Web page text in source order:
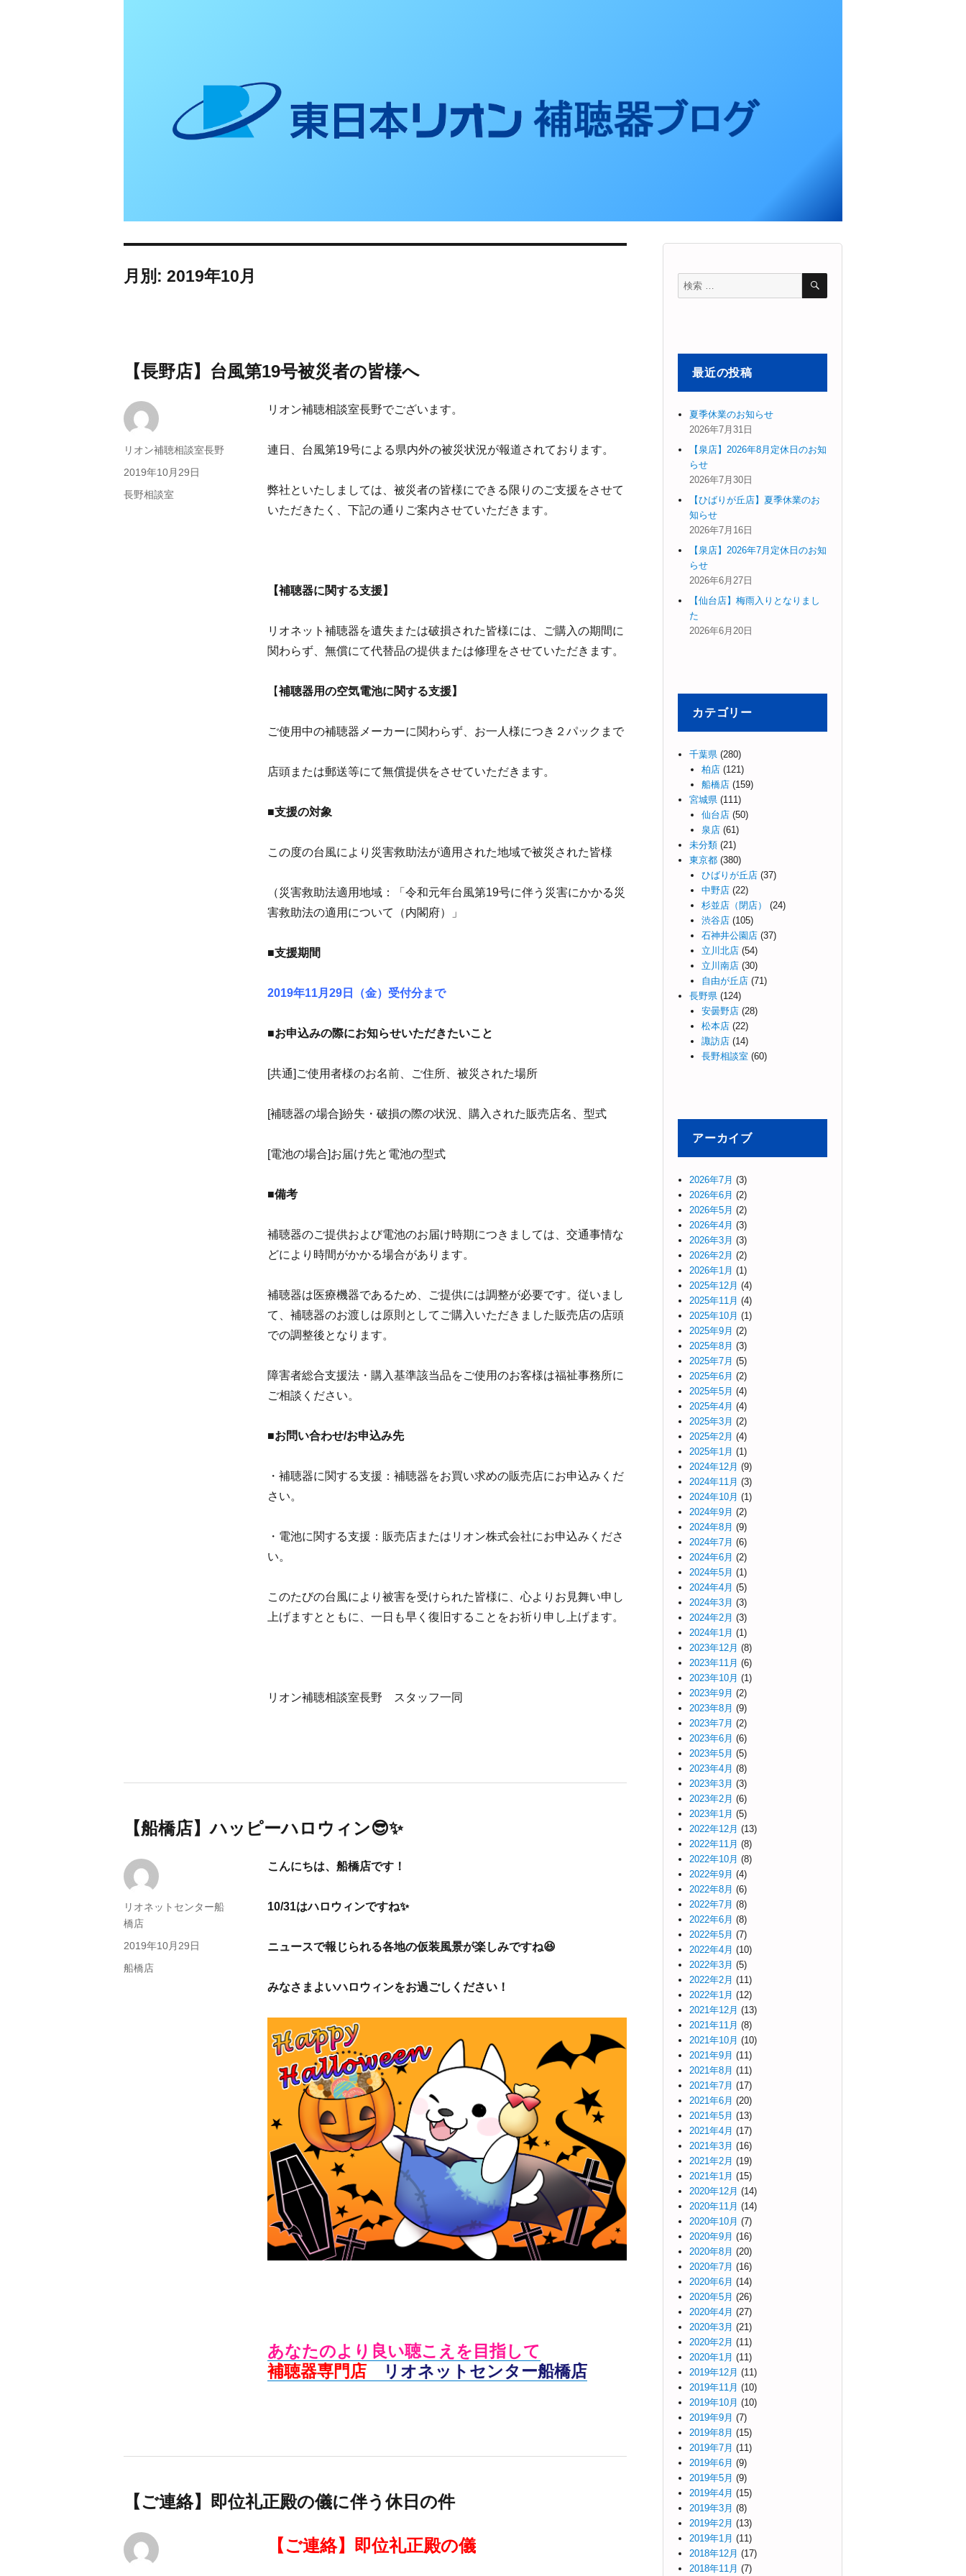
月別: 2019年10月
【長野店】台風第19号被災者の皆様へ
リオン補聴相談室長野でございます。
連日、台風第19号による県内外の被災状況が報道されております。
弊社といたしましては、被災者の皆様にできる限りのご支援をさせて
いただきたく、下記の通りご案内させていただきます。
【補聴器に関する支援】
リオネット補聴器を遺失または破損された皆様には、ご購入の期間に
関わらず、無償にて代替品の提供または修理をさせていただきます。
【補聴器用の空気電池に関する支援】
ご使用中の補聴器メーカーに関わらず、お一人様につき２パックまで
店頭または郵送等にて無償提供をさせていただきます。
■支援の対象
この度の台風により災害救助法が適用された地域で被災された皆様
（災害救助法適用地域：「令和元年台風第19号に伴う災害にかかる災
害救助法の適用について（内閣府）」
■支援期間
2019年11月29日（金）受付分まで
■お申込みの際にお知らせいただきたいこと
[共通]ご使用者様のお名前、ご住所、被災された場所
[補聴器の場合]紛失・破損の際の状況、購入された販売店名、型式
[電池の場合]お届け先と電池の型式
■備考
補聴器のご提供および電池のお届け時期につきましては、交通事情な
どにより時間がかかる場合があります。
補聴器は医療機器であるため、ご提供には調整が必要です。従いまし
て、補聴器のお渡しは原則としてご購入いただきました販売店の店頭
での調整後となります。
障害者総合支援法・購入基準該当品をご使用のお客様は福祉事務所に
ご相談ください。
■お問い合わせ/お申込み先
・補聴器に関する支援：補聴器をお買い求めの販売店にお申込みくだ
さい。
・電池に関する支援：販売店またはリオン株式会社にお申込みくださ
い。
このたびの台風により被害を受けられた皆様に、心よりお見舞い申し
上げますとともに、一日も早く復旧することをお祈り申し上げます。
リオン補聴相談室長野 スタッフ一同
投
稿
リオン補聴相談室長野
投
稿
2019年10月29日
カ
長野相談室
【船橋店】ハッピーハロウィン😎✨
こんにちは、船橋店です！
10/31はハロウィンですね✨
ニュースで報じられる各地の仮装風景が楽しみですね😆
みなさまよいハロウィンをお過ごしください！
あなたのより良い聴こえを目指して
補聴器専門店
リオネットセンター船橋店
投
稿
者
リオネットセンター船
橋店
投
稿
2019年10月29日
カ
船橋店
【ご連絡】即位礼正殿の儀に伴う休日の件
【ご連絡】即位礼正殿の儀
検
索
検
最近の投稿
夏季休業のお知らせ
2026年7月31日
【泉店】2026年8月定休日のお知
らせ
2026年7月30日
【ひばりが丘店】夏季休業のお
知らせ
2026年7月16日
【泉店】2026年7月定休日のお知
らせ
2026年6月27日
【仙台店】梅雨入りとなりまし
た
2026年6月20日
カテゴリー
千葉県 (280)
柏店(121)
船橋店(159)
宮城県 (111)
仙台店(50)
泉店(61)
未分類 (21)
東京都 (380)
ひばりが丘店(37)
中野店(22)
杉並店（閉店）
(24)
渋谷店(105)
石神井公園店(37)
立川北店(54)
立川南店(30)
自由が丘店(71)
長野県 (124)
安曇野店(28)
松本店(22)
諏訪店(14)
長野相談室(60)
アーカイブ
2026年7月 (3)
2026年6月 (2)
2026年5月 (2)
2026年4月 (3)
2026年3月 (3)
2026年2月 (2)
2026年1月 (1)
2025年12月 (4)
2025年11月 (4)
2025年10月 (1)
2025年9月 (2)
2025年8月 (3)
2025年7月 (5)
2025年6月 (2)
2025年5月 (4)
2025年4月 (4)
2025年3月 (2)
2025年2月 (4)
2025年1月 (1)
2024年12月 (9)
2024年11月 (3)
2024年10月 (1)
2024年9月 (2)
2024年8月 (9)
2024年7月 (6)
2024年6月 (2)
2024年5月 (1)
2024年4月 (5)
2024年3月 (3)
2024年2月 (3)
2024年1月 (1)
2023年12月 (8)
2023年11月 (6)
2023年10月 (1)
2023年9月 (2)
2023年8月 (9)
2023年7月 (2)
2023年6月 (6)
2023年5月 (5)
2023年4月 (8)
2023年3月 (3)
2023年2月 (6)
2023年1月 (5)
2022年12月 (13)
2022年11月 (8)
2022年10月 (8)
2022年9月 (4)
2022年8月 (6)
2022年7月 (8)
2022年6月 (8)
2022年5月 (7)
2022年4月 (10)
2022年3月 (5)
2022年2月 (11)
2022年1月 (12)
2021年12月 (13)
2021年11月 (8)
2021年10月 (10)
2021年9月 (11)
2021年8月 (11)
2021年7月 (17)
2021年6月 (20)
2021年5月 (13)
2021年4月 (17)
2021年3月 (16)
2021年2月 (19)
2021年1月 (15)
2020年12月 (14)
2020年11月 (14)
2020年10月 (7)
2020年9月 (16)
2020年8月 (20)
2020年7月 (16)
2020年6月 (14)
2020年5月 (26)
2020年4月 (27)
2020年3月 (21)
2020年2月 (11)
2020年1月 (11)
2019年12月 (11)
2019年11月 (10)
2019年10月 (10)
2019年9月 (7)
2019年8月 (15)
2019年7月 (11)
2019年6月 (9)
2019年5月 (9)
2019年4月 (15)
2019年3月 (8)
2019年2月 (13)
2019年1月 (11)
2018年12月 (17)
2018年11月 (7)